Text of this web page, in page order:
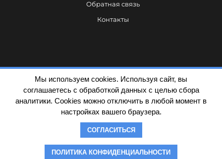
Обратная связь
Контакты
Политика конфиденциальности
© Dezarro ИНН 7839480664 / ОГРН 1137847225790
Мы используем cookies. Используя сайт, вы
соглашаетесь с обработкой данных с целью сбора
аналитики. Cookies можно отключить в любой момент в
настройках вашего браузера.
СОГЛАСИТЬСЯ
ПОЛИТИКА КОНФИДЕНЦИАЛЬНОСТИ